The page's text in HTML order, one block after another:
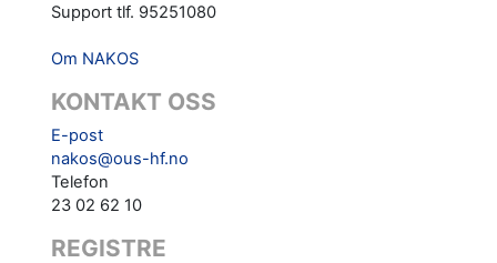
Support tlf. 95251080
Om NAKOS
KONTAKT OSS
E-post
nakos@ous-hf.no
Telefon
23 02 62 10
REGISTRE